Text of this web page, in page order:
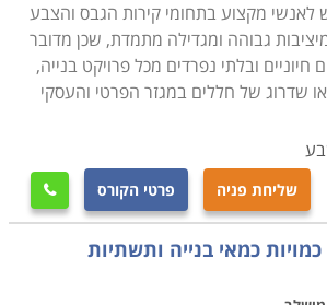
לאנשי מקצוע בתחומי קירות הגבס והצבע
גבוהה ומגדילה מתמדת, שכן מדובר
חיוניים ובלתי נפרדים מכל פרויקט בנייה,
שדרוג של חללים במגזר הפרטי והעסקי
שליחת פניה פרטי הקורס 
כמאי בנייה ותשתיות